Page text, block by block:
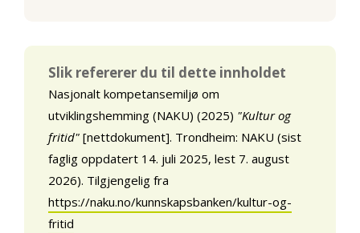
Slik refererer du til dette innholdet
Nasjonalt kompetansemiljø om
utviklingshemming (NAKU) (2025) "Kultur og
fritid" [nettdokument]. Trondheim: NAKU (sist
faglig oppdatert 14. juli 2025, lest 7. august
2026). Tilgjengelig fra
https://naku.no/kunnskapsbanken/kultur-og-
fritid